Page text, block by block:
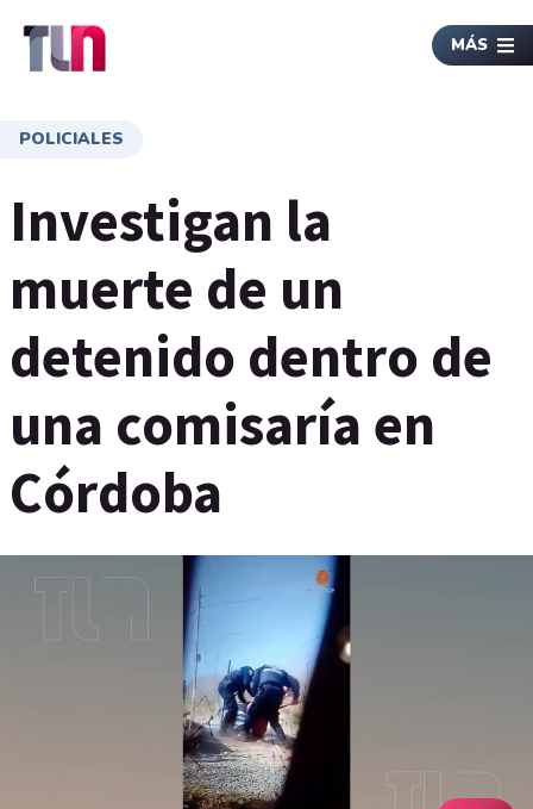
MÁS
POLICIALES
Investigan la
muerte de un
detenido dentro de
una comisaría en
Córdoba